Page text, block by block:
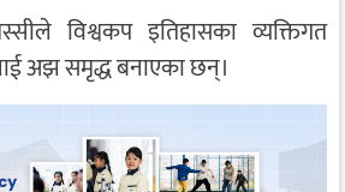
विश्वकप इतिहासका व्यक्तिगत
अझ समृद्ध बनाएका छन्।